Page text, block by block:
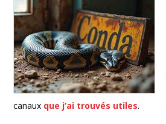
canaux que j’ai trouvés utiles.